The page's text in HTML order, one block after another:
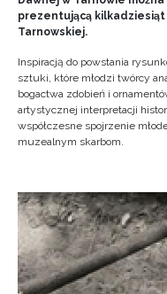
prezentującą
Tarnowskiej.
Inspiracją do powstania
sztuki, które młodzi twórcy
bogactwa zdobień i
artystycznej interpretacji
współczesne spojrzenie
muzealnym skarbom.